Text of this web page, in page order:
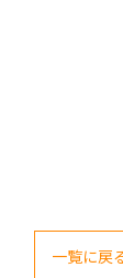
一覧に戻